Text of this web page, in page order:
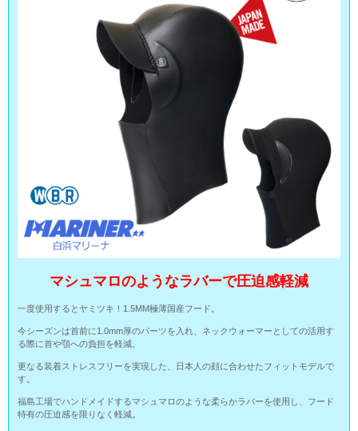
マシュマロのようなラバーで圧迫感軽減
一度使用するとヤミツキ！1.5MM極薄国産フード。
今シーズンは首前に1.0mm厚のパーツを入れ、ネックウォーマーとしての活用す
る際に首や顎への負担を軽減。
更なる装着ストレスフリーを実現した、日本人の顔に合わせたフィットモデルで
す。
福島工場でハンドメイドするマシュマロのような柔らかラバーを使用し、フード
特有の圧迫感を限りなく軽減。